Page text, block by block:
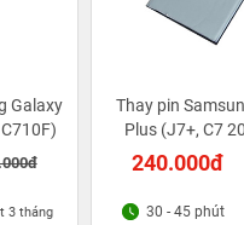
Galaxy
3 tháng
Thay pin
Plus (J7+, C7
240.000đ
30 - 45 phút